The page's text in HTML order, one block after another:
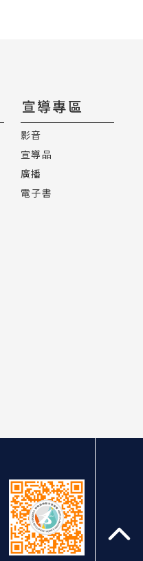
宣導專區
影音
宣導品
廣播
電子書
至